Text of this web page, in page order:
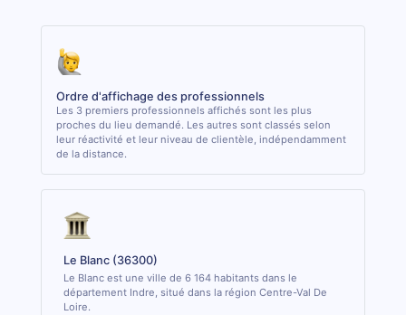
Ordre d'affichage des professionnels
Les 3 premiers professionnels affichés sont les plus
proches du lieu demandé. Les autres sont classés selon
leur réactivité et leur niveau de clientèle, indépendamment
de la distance.
Le Blanc (36300)
Le Blanc est une ville de 6 164 habitants dans le
département Indre, situé dans la région Centre-Val De
Loire.